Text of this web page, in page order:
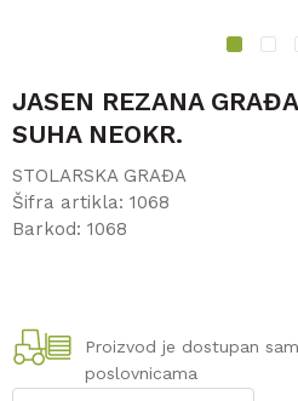
1 2
JASEN REZANA
SUHA NEOKR.
STOLARSKA GRAĐA
Šifra artikla: 1068
Barkod: 1068
Proizvod je dostupan
poslovnicama